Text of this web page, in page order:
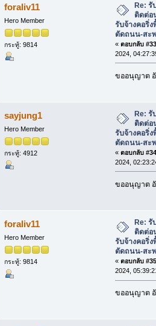
foraliv11
Hero Member
กระทู้: 9814
Re: รั
ติดต่อ
รับจ้างคอริ่
ตัดถนน-สะ
« ตอบกลับ
2024,
ขออนุญาต
sayjung1
Hero Member
กระทู้: 4912
Re: รั
ติดต่อ
รับจ้างคอริ่
ตัดถนน-สะ
« ตอบกลับ
2024,
ขออนุญาต
foraliv11
Hero Member
กระทู้: 9814
Re: รั
ติดต่อ
รับจ้างคอริ่
ตัดถนน-สะ
« ตอบกลับ
2024,
ขออนุญาต